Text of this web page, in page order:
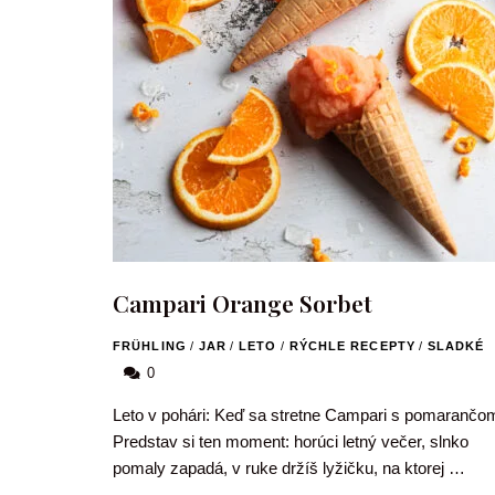
Campari Orange Sorbet
FRÜHLING / JAR / LETO / RÝCHLE RECEPTY / SLADKÉ
0
Leto v pohári: Keď sa stretne Campari s
Predstav si ten moment: horúci letný večer, slnko
pomaly zapadá, v ruke držíš lyžičku, na ktorej …